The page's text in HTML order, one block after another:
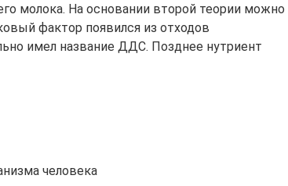
молока. На основании второй теории можно
фактор появился из отходов
имел название ДДС. Позднее нутриент
человека